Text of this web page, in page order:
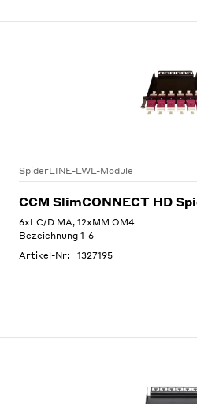
SpiderLINE-LWL-Module
CCM SlimCONNECT HD
6xLC/D MA, 12xMM OM4
Bezeichnung 1-6
Artikel-Nr:
1327195